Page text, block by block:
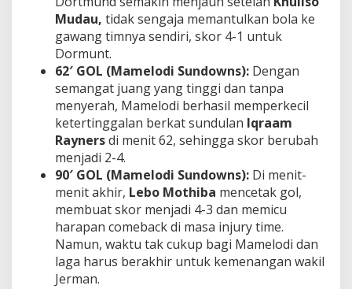
Mudau, tidak sengaja memantulkan bola ke
gawang timnya sendiri, skor 4-1 untuk
Dormunt.
62′ GOL (Mamelodi Sundowns): Dengan
semangat juang yang tinggi dan tanpa
menyerah, Mamelodi berhasil memperkecil
ketertinggalan berkat sundulan Iqraam
Raynersdi menit 62, sehingga skor berubah
menjadi 2-4.
90′ GOL (Mamelodi Sundowns): Di menit-
menit akhir, Lebo Mothiba mencetak gol,
membuat skor menjadi 4-3 dan memicu
harapan comeback di masa injury time.
Namun, waktu tak cukup bagi Mamelodi dan
laga harus berakhir untuk kemenangan wakil
Jerman.